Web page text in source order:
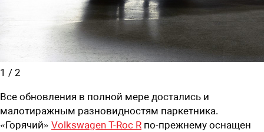
1 / 2
Все обновления в полной мере достались и
малотиражным разновидностям паркетника.
«Горячий» Volkswagen T-Roc R по-прежнему оснащен